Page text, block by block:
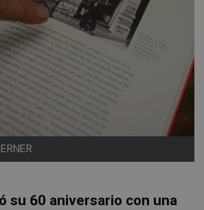
su 60 aniversario con una